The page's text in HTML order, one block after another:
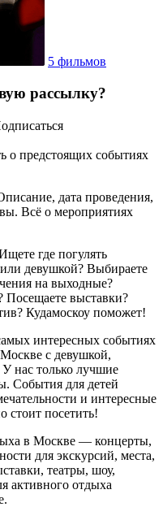
5 фильмов
рассылку?
о предстоящих событиях
дата проведения,
Всё о мероприятиях
где погулять
девушкой? Выбираете
на выходные?
Посещаете выставки?
Кудамоскоу поможет!
интересных событиях
с девушкой,
нас только лучшие
События для детей
и интересные
стоит посетить!
в Москве — концерты,
для экскурсий, места,
театры, шоу,
активного отдыха